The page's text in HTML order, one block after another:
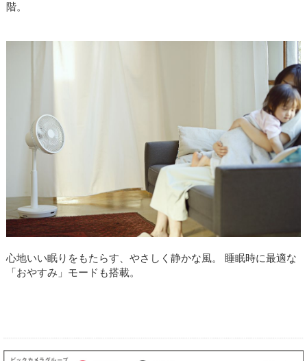
階。
心地いい眠りをもたらす、やさしく静かな風。 睡眠時に最適な
「おやすみ」モードも搭載。